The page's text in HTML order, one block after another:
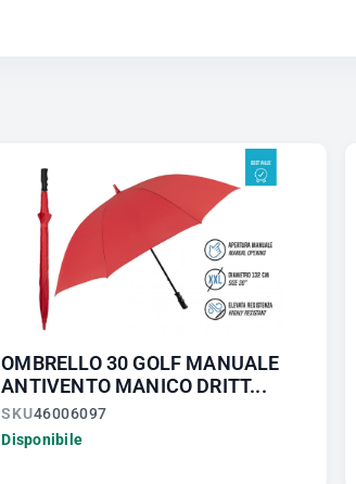
OMBRELLO 30 GOLF MANUALE
ANTIVENTO MANICO DRITT...
SKU46006097
Disponibile